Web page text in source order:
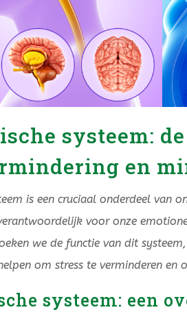
systeem:
en
is een cruciaal onderdeel van
voor onze
we de functie van dit
om stress te verminderen en
systeem: een